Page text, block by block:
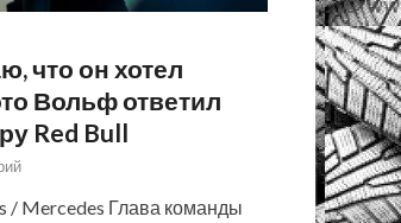
что он хотел
Вольф ответил
Red Bull
/ Mercedes Глава команды